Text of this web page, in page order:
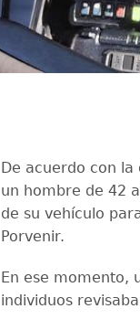
De acuerdo con
un hombre de 42
de su vehículo
Porvenir.
En ese momento,
individuos